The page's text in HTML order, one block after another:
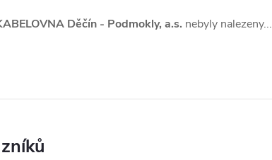
Děčín - Podmokly, a.s. nebyly nalezeny...